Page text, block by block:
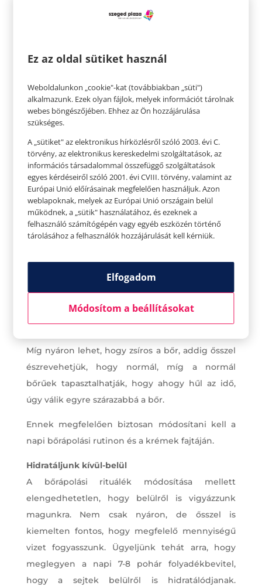
rendszeresen, felhalmozódhat a száraz, pelyhes
érdekében, bőrsejtek megújulásának
alaposan hámlasztunk, így eltávolítjuk az elhalt
bőrsejteket, gyorsítva a megújulást.
Míg nyáron lehet, hogy zsíros a bőr, addig ősszel
észrevehetjük, hogy normál, míg a normál
bőrűek tapasztalhatják, hogy ahogy hűl az idő,
úgy válik egyre szárazabbá a bőr.
Ennek megfelelően biztosan módosítani kell a
napi bőrápolási rutinon és a krémek fajtáján.
Hidratáljunk kívül-belül
A bőrápolási rituálék módosítása mellett
elengedhetetlen, hogy belülről is vigyázzunk
magunkra. Nem csak nyáron, de ősszel is
kiemelten fontos, hogy megfelelő mennyiségű
vizet fogyasszunk. Ügyeljünk tehát arra, hogy
meglegyen a napi 7-8 pohár folyadékbevitel,
hogy a sejtek belülről is hidratálódjanak.
Ez az oldal sütiket használ
Weboldalunkon „cookie"-kat (továbbiakban „süti")
alkalmazunk. Ezek olyan fájlok, melyek információt tárolnak
webes böngészőjében. Ehhez az Ön hozzájárulása
szükséges.
A „sütiket" az elektronikus hírközlésről szóló 2003. évi C.
törvény, az elektronikus kereskedelmi szolgáltatások, az
információs társadalommal összefüggő szolgáltatások
egyes kérdéseiről szóló 2001. évi CVIII. törvény, valamint az
Európai Unió előírásainak megfelelően használjuk. Azon
weblapoknak, melyek az Európai Unió országain belül
működnek, a „sütik" használatához, és ezeknek a
felhasználó számítógépén vagy egyéb eszközén történő
tárolásához a felhasználók hozzájárulását kell kérniük.
Elfogadom
Módosítom a beállításokat